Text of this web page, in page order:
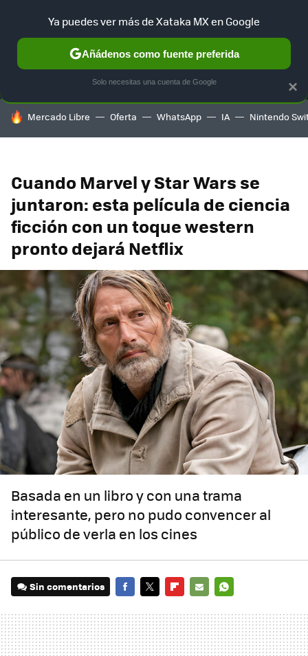
MENÚ NUEVO
GAMING HOME AUTO
HOY SE HABLA DE
Mercado Libre Oferta WhatsApp IA Nintendo
Cuando Marvel y Star Wars se
juntaron: esta película de ciencia
ficción con un toque western
pronto dejará Netflix
Basada en un libro y con una trama
interesante, pero no pudo convencer al
público de verla en los cines
Sin comentarios
MAIL
×
Ya puedes ver más de Xataka MX en Google
Añádenos como fuente preferida
Solo necesitas una cuenta de Google